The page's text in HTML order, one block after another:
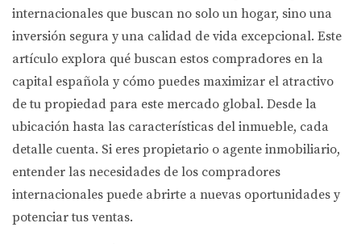
internacionales que buscan no solo un hogar, sino una
inversión segura y una calidad de vida excepcional. Este
artículo explora qué buscan estos compradores en la
capital española y cómo puedes maximizar el atractivo
de tu propiedad para este mercado global. Desde la
ubicación hasta las características del inmueble, cada
detalle cuenta. Si eres propietario o agente inmobiliario,
entender las necesidades de los compradores
internacionales puede abrirte a nuevas oportunidades y
potenciar tus ventas.